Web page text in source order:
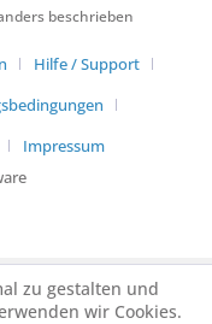
beschrieben
Hilfe / Support
Impressum
zu gestalten und
wir Cookies.